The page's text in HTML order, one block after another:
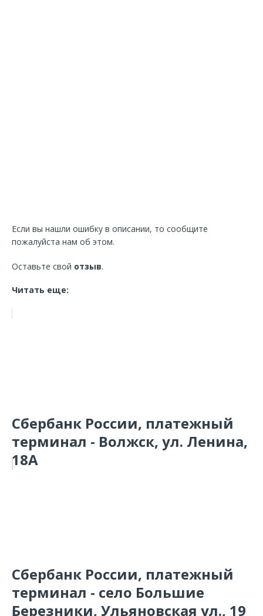
Если вы нашли ошибку в описании, то сообщите
пожалуйста нам об этом.
Оставьте свой отзыв.
Читать еще:
Сбербанк России, платежный
терминал - Волжск, ул. Ленина,
18А
Сбербанк России, платежный
терминал - село Большие
Березники, Ульяновская ул., 19